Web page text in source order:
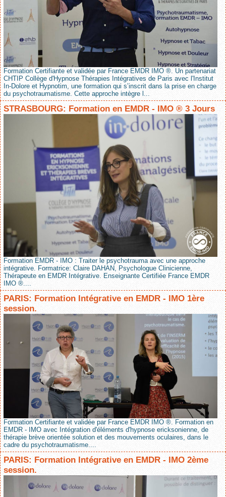
Formation Certifiante et validée par France EMDR IMO ®. Un partenariat
CHTIP Collège d'Hypnose Thérapies Intégratives de Paris avec l'Institut
In-Dolore et Hypnotim, une formation qui s’inscrit dans la prise en charge
du psychotraumatisme. Cette approche intègre l...
STRASBOURG: Formation en EMDR - IMO ® 3 Jours
Formation EMDR - IMO : Traiter le psychotrauma avec une approche
intégrative. Formatrice: Claire DAHAN, Psychologue Clinicienne,
Thérapeute en EMDR Intégrative. Enseignante Certifiée France EMDR
IMO ®....
PARIS: Formation Intégrative en EMDR - IMO 1ère
session.
Formation Certifiante et validée par France EMDR IMO ®. Formation en
EMDR - IMO avec Intégration d'éléments d'hypnose ericksonienne, de
thérapie brève orientée solution et des mouvements oculaires, dans le
cadre du psychotraumatisme....
PARIS: Formation Intégrative en EMDR - IMO 2ème
session.